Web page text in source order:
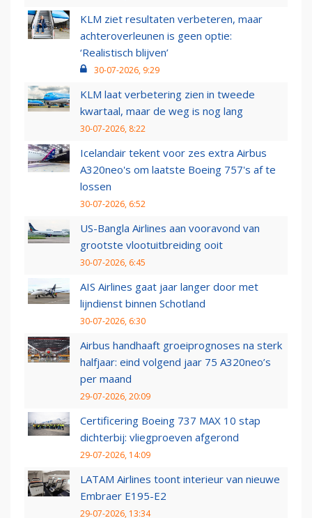
KLM ziet resultaten verbeteren, maar
achteroverleunen is geen optie:
‘Realistisch blijven’
30-07-2026, 9:29
KLM laat verbetering zien in tweede
kwartaal, maar de weg is nog lang
30-07-2026, 8:22
Icelandair tekent voor zes extra Airbus
A320neo's om laatste Boeing 757's af te
lossen
30-07-2026, 6:52
US-Bangla Airlines aan vooravond van
grootste vlootuitbreiding ooit
30-07-2026, 6:45
AIS Airlines gaat jaar langer door met
lijndienst binnen Schotland
30-07-2026, 6:30
Airbus handhaaft groeiprognoses na sterk
halfjaar: eind volgend jaar 75 A320neo’s
per maand
29-07-2026, 20:09
Certificering Boeing 737 MAX 10 stap
dichterbij: vliegproeven afgerond
29-07-2026, 14:09
LATAM Airlines toont interieur van nieuwe
Embraer E195-E2
29-07-2026, 13:34